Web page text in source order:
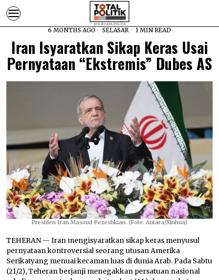
6 MONTHS AGO SELASAR 1 MIN READ
Iran Isyaratkan Sikap Keras Usai
Pernyataan “Ekstremis” Dubes AS
Presiden Iran Masoud Pezeshkian. (Foto: Antara/Xinhua)
TEHERAN — Iran mengisyaratkan sikap keras menyusul
pernyataan kontroversial seorang utusan Amerika
Serikatyang menuai kecaman luas di dunia Arab. Pada Sabtu
(21/2), Teheran berjanji menegakkan persatuan nasional